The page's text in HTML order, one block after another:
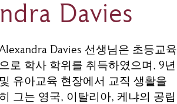
Davies
Davies 선생님은 초등교육
로 학사 학위를 취득하였으며, 9년
유아교육 현장에서 교직 생활을
그는 영국, 이탈리아, 케냐의 공립